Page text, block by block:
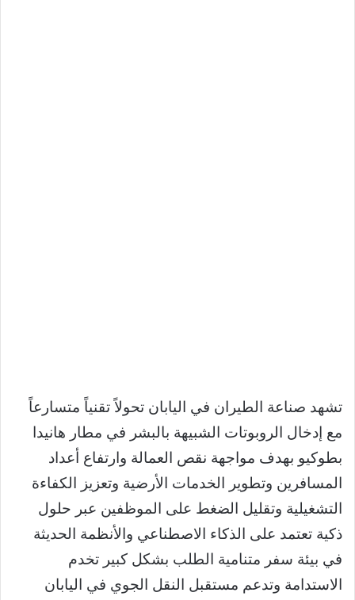
تشهد صناعة الطيران في اليابان تحولاً تقنياً متسارعاً
مع إدخال الروبوتات الشبيهة بالبشر في مطار هانيدا
بطوكيو بهدف مواجهة نقص العمالة وارتفاع أعداد
المسافرين وتطوير الخدمات الأرضية وتعزيز الكفاءة
التشغيلية وتقليل الضغط على الموظفين عبر حلول
ذكية تعتمد على الذكاء الاصطناعي والأنظمة الحديثة
في بيئة سفر متنامية الطلب بشكل كبير تخدم
الاستدامة وتدعم مستقبل النقل الجوي في اليابان